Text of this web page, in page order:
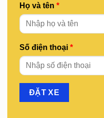
Họ và tên *
Số điện thoại *